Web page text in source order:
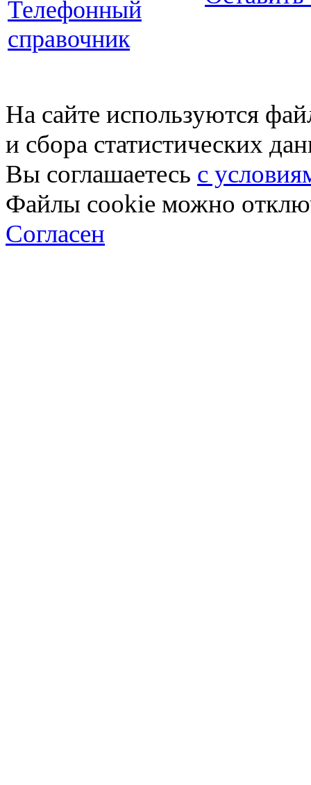
Телефонный
справочник
На сайте используются
и сбора статистических
Вы соглашаетесь с
Файлы cookie можно
Согласен